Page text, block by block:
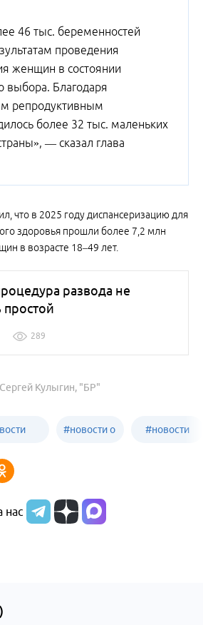
46 тыс. беременностей
проведения
женщин в состоянии
выбора. Благодаря
репродуктивным
более 32 тыс. маленьких
— сказал глава
что в 2025 году диспансеризацию для
здоровья прошли более 7,2 млн
в возрасте 18–49 лет.
развода не
289
Кулыгин, "БР"
#новости о
Алтайского
#новости
нас
)